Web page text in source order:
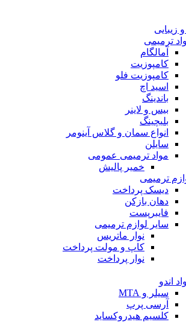
زیبایی
ترمیمی
آمالگام
کامپوزیت
کامپوزیت فلو
اسید اچ
باندینگ
بیس و لاینر
بلیچینگ
انواع سمان و گلاس آینومر
سایلن
مواد ترمیمی عمومی
خمیر پالیش
ترمیمی
دیسک پرداخت
دهان بازکن
فایبرپست
سایر لوازم ترمیمی
نوار ماتریس
کاپ و مولت پرداخت
نوار پرداخت
اندو
سیلر و MTA
آرسی پرپ
کلسیم هیدروکساید